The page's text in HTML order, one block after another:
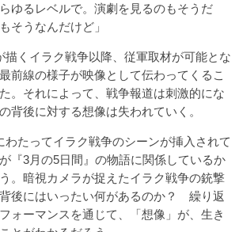
ゆるレベルで。演劇を見るのもそうだ
そうなんだけど」
くイラク戦争以降、従軍取材が可能とな
前線の様子が映像として伝わってくるこ
。それによって、戦争報道は刺激的にな
背後に対する想像は失われていく。
たってイラク戦争のシーンが挿入されて
『3月の5日間』の物語に関係しているか
。暗視カメラが捉えたイラク戦争の銃撃
後にはいったい何があるのか？ 繰り返
ォーマンスを通じて、「想像」が、生き